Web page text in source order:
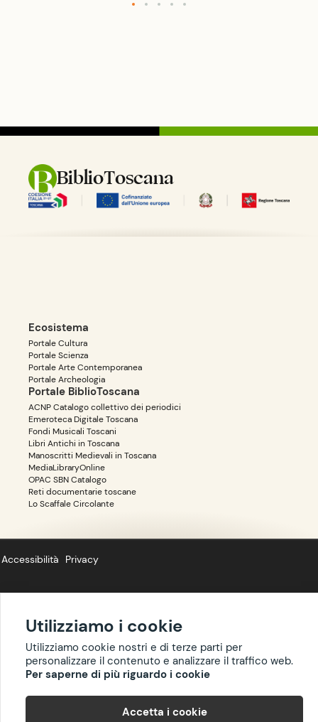
predisposizione alla pittura.\nInfluenzato dall'hobby del padre e dalla
BiblioToscana
Ecosistema
Portale Cultura
Portale Scienza
Portale Arte Contemporanea
Portale Archeologia
Portale BiblioToscana
ACNP Catalogo collettivo dei periodici
Emeroteca Digitale Toscana
Fondi Musicali Toscani
Libri Antichi in Toscana
Manoscritti Medievali in Toscana
MediaLibraryOnline
OPAC SBN Catalogo
Reti documentarie toscane
Lo Scaffale Circolante
Accessibilità Privacy
Copyright ©BIBLIOTOSCANA: tutti i diritti riservati quanto ai dati delle
risorse. I contenuti estratti da Wikipedia sono riproducibili con licenza
cc-by-sa.
Utilizziamo i cookie
Utilizziamo cookie nostri e di terze parti per
personalizzare il contenuto e analizzare il traffico web.
Per saperne di più riguardo i cookie
Accetta i cookie